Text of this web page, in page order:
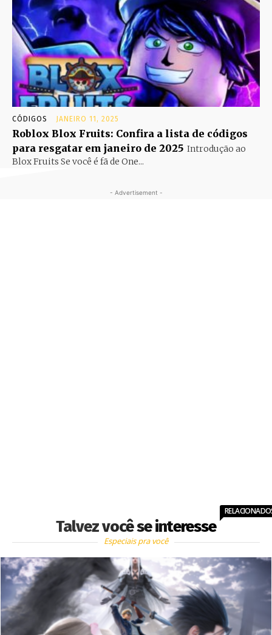
CÓDIGOS JANEIRO 11, 2025
Roblox Blox Fruits: Confira a lista de códigos
para resgatar em janeiro de 2025 Introdução ao
Blox Fruits Se você é fã de One...
- Advertisement -
Talvez você se interesse
Especiais pra você